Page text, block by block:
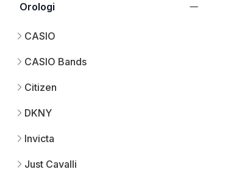
Orologi
CASIO
CASIO Bands
Citizen
DKNY
Invicta
Just Cavalli